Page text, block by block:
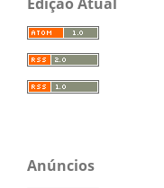
Anúncios